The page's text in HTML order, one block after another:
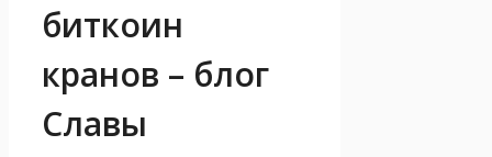
биткоин
кранов – блог
Славы